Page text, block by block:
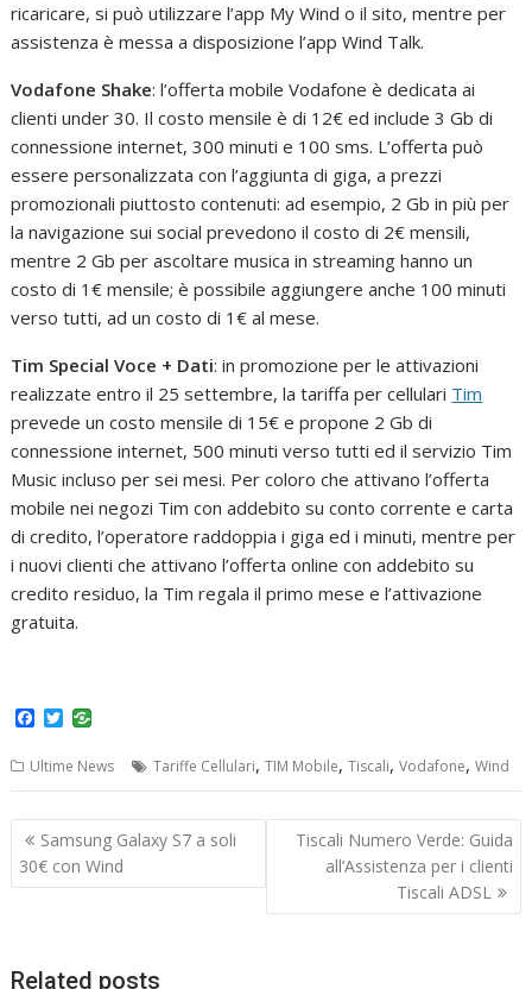
ricaricare, si può utilizzare l’app My Wind o il sito, mentre per
assistenza è messa a disposizione l’app Wind Talk.
Vodafone Shake: l’offerta mobile Vodafone è dedicata ai
clienti under 30. Il costo mensile è di 12€ ed include 3 Gb di
connessione internet, 300 minuti e 100 sms. L’offerta può
essere personalizzata con l’aggiunta di giga, a prezzi
promozionali piuttosto contenuti: ad esempio, 2 Gb in più per
la navigazione sui social prevedono il costo di 2€ mensili,
mentre 2 Gb per ascoltare musica in streaming hanno un
costo di 1€ mensile; è possibile aggiungere anche 100 minuti
verso tutti, ad un costo di 1€ al mese.
Tim Special Voce + Dati: in promozione per le attivazioni
realizzate entro il 25 settembre, la tariffa per cellulari Tim
prevede un costo mensile di 15€ e propone 2 Gb di
connessione internet, 500 minuti verso tutti ed il servizio Tim
Music incluso per sei mesi. Per coloro che attivano l’offerta
mobile nei negozi Tim con addebito su conto corrente e carta
di credito, l’operatore raddoppia i giga ed i minuti, mentre per
i nuovi clienti che attivano l’offerta online con addebito su
credito residuo, la Tim regala il primo mese e l’attivazione
gratuita.
F
c
e
b
o
o
k
T
t
t
e
r
Ultime News Tariffe Cellulari,TIM Mobile,Tiscali,Vodafone,Wind
Navigazione
articoli
Samsung Galaxy S7 a soli
30€ con Wind
Tiscali Numero Verde: Guida
all’Assistenza per i clienti
Tiscali ADSL
Related posts